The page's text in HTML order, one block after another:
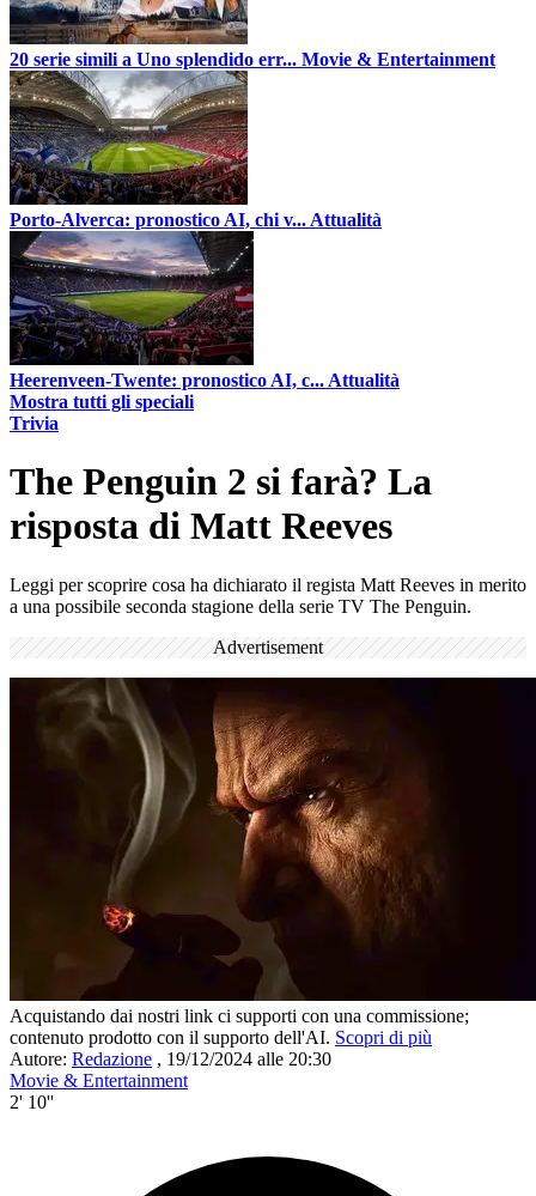
20 serie simili a Uno splendido err... Movie & Entertainment
Porto-Alverca: pronostico AI, chi v... Attualità
Heerenveen-Twente: pronostico AI, c... Attualità
Mostra tutti gli speciali
Trivia
The Penguin 2 si farà? La
risposta di Matt Reeves
Leggi per scoprire cosa ha dichiarato il regista Matt Reeves in merito
a una possibile seconda stagione della serie TV The Penguin.
Advertisement
Acquistando dai nostri link ci supporti con una commissione;
contenuto prodotto con il supporto dell'AI. Scopri di più
Autore: Redazione , 19/12/2024 alle 20:30
Movie & Entertainment
2' 10''